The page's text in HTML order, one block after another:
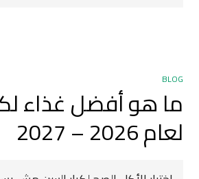
BLOG
ما هو أفضل غذاء
لعام 2026 – 2027